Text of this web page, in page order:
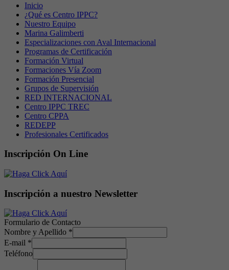
Inicio
¿Qué es Centro IPPC?
Nuestro Equipo
Marina Galimberti
Especializaciones con Aval Internacional
Programas de Certificación
Formación Virtual
Formaciones Vía Zoom
Formación Presencial
Grupos de Supervisión
RED INTERNACIONAL
Centro IPPC TREC
Centro CPPA
REDEPP
Profesionales Certificados
Inscripción On Line
Inscripción a nuestro Newsletter
Formulario de Contacto
Nombre y Apellido *
E-mail *
Teléfono